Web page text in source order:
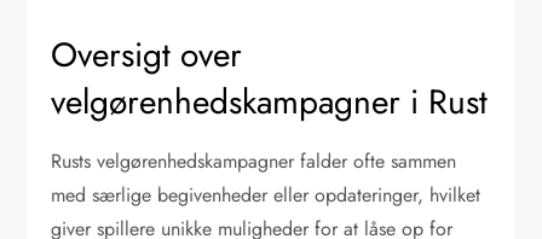
Oversigt over
velgørenhedskampagner i Rust
Rusts velgørenhedskampagner falder ofte sammen
med særlige begivenheder eller opdateringer, hvilket
giver spillere unikke muligheder for at låse op for